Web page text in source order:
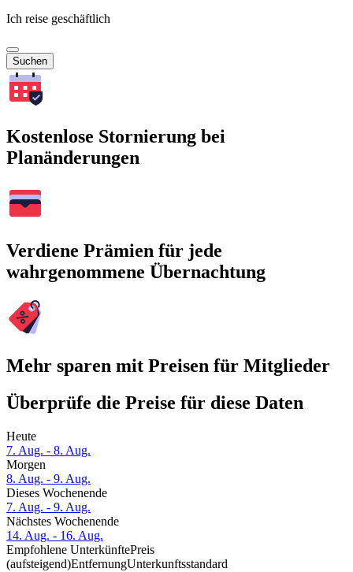
Ich reise geschäftlich
Suchen
Kostenlose Stornierung bei
Planänderungen
Verdiene Prämien für jede
wahrgenommene Übernachtung
Mehr sparen mit Preisen für Mitglieder
Überprüfe die Preise für diese Daten
Heute
7. Aug. - 8. Aug.
Morgen
8. Aug. - 9. Aug.
Dieses Wochenende
7. Aug. - 9. Aug.
Nächstes Wochenende
14. Aug. - 16. Aug.
Empfohlene UnterkünftePreis
(aufsteigend)EntfernungUnterkunftsstandard